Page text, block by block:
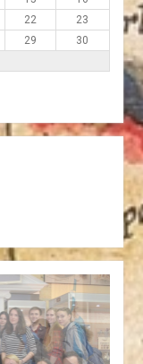
22
23
29
30